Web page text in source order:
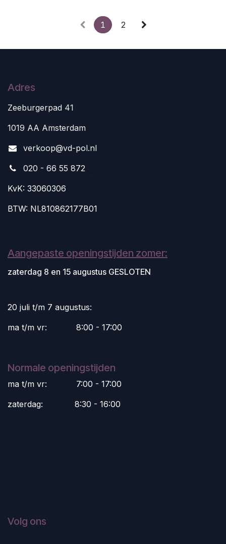
1 2
Adres
Zeeburgerpad 41
1019 AA Amsterdam
verkoop@vd-pol.nl
020 - 66 55 872
KvK: 33060306
BTW: NL810862177B01
Aangepaste openingstijden zomer:
zaterdag 8 en 15 augustus GESLOTEN
20 juli t/m 7 augustus:
ma t/m vr:
​8:00 - 17:00
Normale openingstijden
ma t/m vr:
​7:00 - 17:00
zaterdag:
​8:30 - 16:00
Volg ons